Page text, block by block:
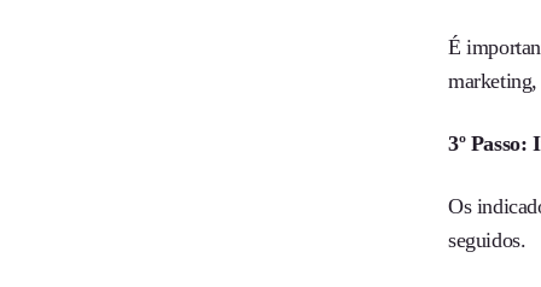
É
marketing,
3º Passo:
Os
seguidos.